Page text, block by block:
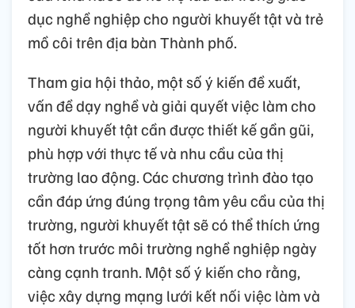
dục nghề nghiệp cho người khuyết tật và trẻ
mồ côi trên địa bàn Thành phố.
Tham gia hội thảo, một số ý kiến đề xuất,
vấn đề dạy nghề và giải quyết việc làm cho
người khuyết tật cần được thiết kế gần gũi,
phù hợp với thực tế và nhu cầu của thị
trường lao động. Các chương trình đào tạo
cần đáp ứng đúng trọng tâm yêu cầu của thị
trường, người khuyết tật sẽ có thể thích ứng
tốt hơn trước môi trường nghề nghiệp ngày
càng cạnh tranh. Một số ý kiến cho rằng,
việc xây dựng mạng lưới kết nối việc làm và